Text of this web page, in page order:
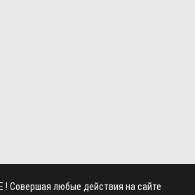
! Совершая любые действия на сайте